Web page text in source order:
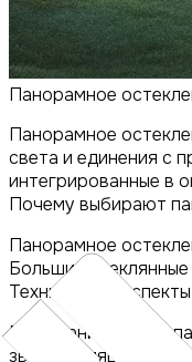
Панорамное
Панорамное
света и единения с
интегрированные в
Почему выбирают
Панорамное
Большие
Технические
При планировании
звукоизоляцию,